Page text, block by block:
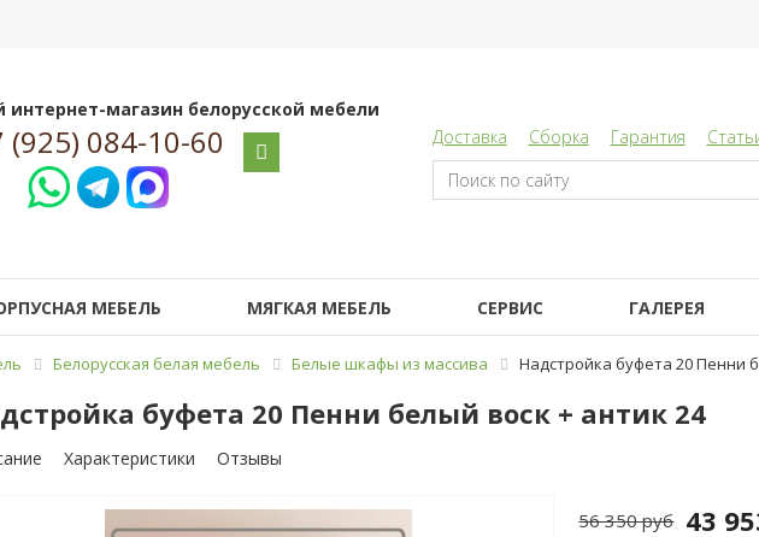
магазин белорусской мебели
(925) 084-10-60 Доставка Сборка Гарантия
МЕБЕЛЬ МЯГКАЯ МЕБЕЛЬ СЕРВИС ГАЛЕРЕЯ
Белорусская белая мебель Белые шкафы из массива Надстройка буфета 20 Пенни
буфета 20 Пенни белый воск + антик 24
Характеристики Отзывы
43
56 350 руб